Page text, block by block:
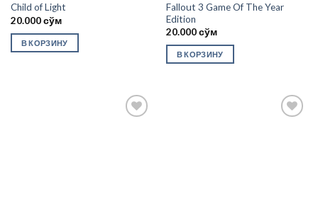
Child of Light
20.000сўм
В КОРЗИНУ
Fallout 3 Game Of The Year
Edition
20.000сўм
В КОРЗИНУ